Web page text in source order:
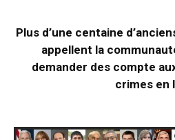
Plus d’une centaine
appellent la
demander des compte
crimes en